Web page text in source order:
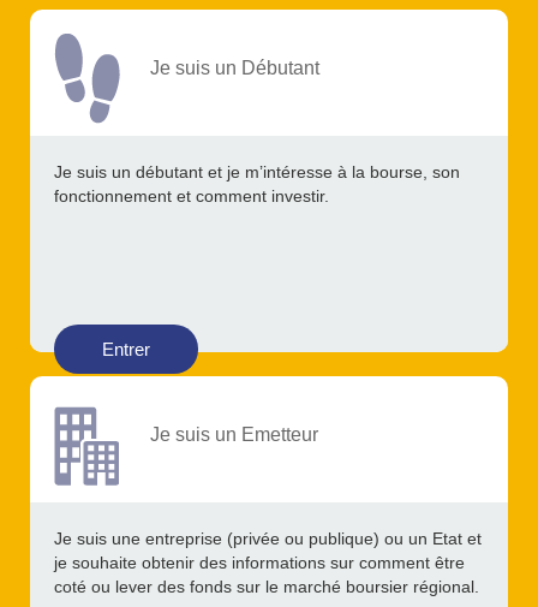
Je suis un Débutant
Je suis un débutant et je m’intéresse à la bourse, son
fonctionnement et comment investir.
Entrer
Je suis un Emetteur
Je suis une entreprise (privée ou publique) ou un Etat et
je souhaite obtenir des informations sur comment être
coté ou lever des fonds sur le marché boursier régional.